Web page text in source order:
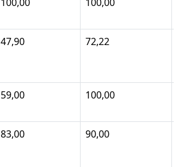
47,90 72,22
59,00 100,00
83,00 90,00